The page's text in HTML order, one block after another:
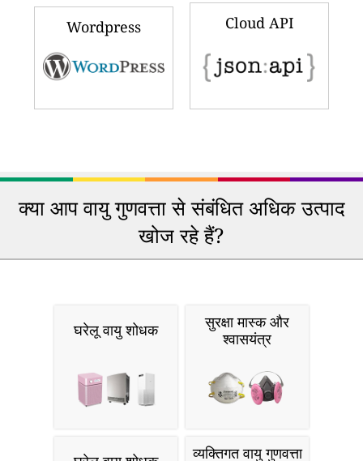
Wordpress Cloud API
क्या आप वायु गुणवत्ता से संबंधित अधिक उत्पाद
खोज रहे हैं?
घरेलू वायु शोधक
सुरक्षा मास्क और
श्वासयंत्र
व्यक्तिगत वायु गुणवत्ता